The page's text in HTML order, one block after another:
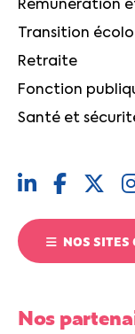
Rémunération
Transition
Retraite
Fonction
Santé et
NOS SITES
Nos